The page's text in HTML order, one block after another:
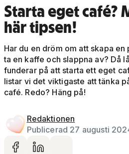
Starta eget café?
här tipsen!
Har du en dröm om att skapa
ta en kaffe och slappna av? Då
funderar på att starta ett eget
listar vi det viktigaste att tänka
café. Redo? Häng på!
Redaktionen
Publicerad 27 augusti